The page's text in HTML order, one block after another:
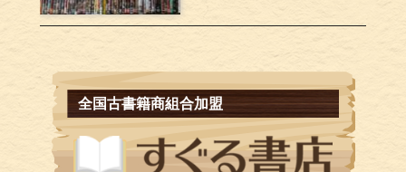
全国古書籍商組合加盟